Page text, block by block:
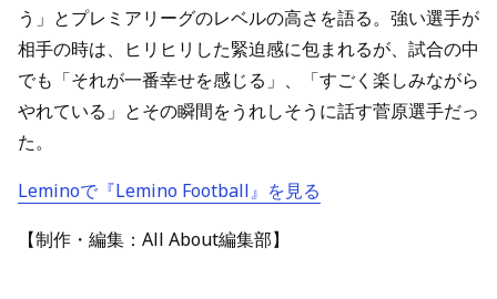
う」とプレミアリーグのレベルの高さを語る。強い選手が
相手の時は、ヒリヒリした緊迫感に包まれるが、試合の中
でも「それが一番幸せを感じる」、「すごく楽しみながら
やれている」とその瞬間をうれしそうに話す菅原選手だっ
た。
Leminoで『Lemino Football』を見る
【制作・編集：All About編集部】